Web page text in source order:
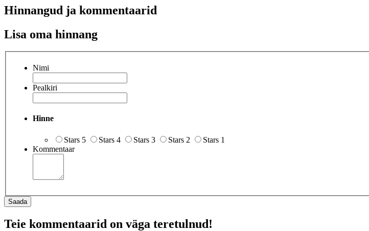
Hinnangud ja kommentaarid
Lisa oma hinnang
Nimi
Pealkiri
Hinne
Stars 5 Stars 4 Stars 3 Stars 2
Stars 1
Kommentaar
Saada
Teie kommentaarid on väga teretulnud!